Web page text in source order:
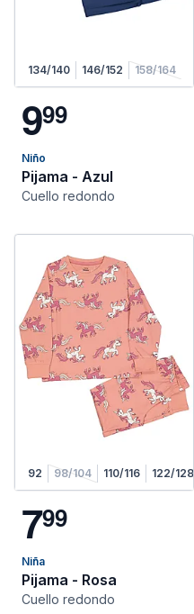
134/140 146/152 158/164
999
Niño
Pijama - Azul
Cuello redondo
92 98/104 110/116 122/128
799
Niña
Pijama - Rosa
Cuello redondo